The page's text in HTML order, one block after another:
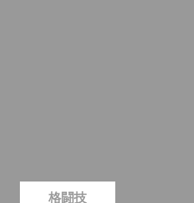
格闘技